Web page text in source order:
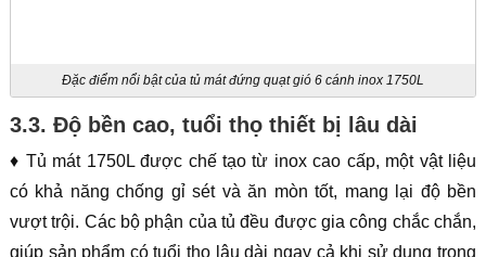
Đặc điểm nổi bật của tủ mát đứng quạt gió 6 cánh inox 1750L
3.3. Độ bền cao, tuổi thọ thiết bị lâu dài
♦ Tủ mát 1750L được chế tạo từ inox cao cấp, một vật liệu
có khả năng chống gỉ sét và ăn mòn tốt, mang lại độ bền
vượt trội. Các bộ phận của tủ đều được gia công chắc chắn,
giúp sản phẩm có tuổi thọ lâu dài ngay cả khi sử dụng trong